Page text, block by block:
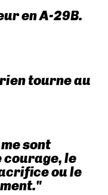
en A-29B.
tourne au
sont
courage, le
ou le